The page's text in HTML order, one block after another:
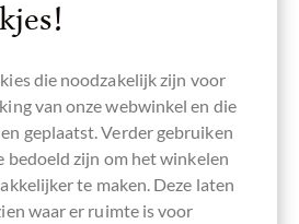
Biologische
verhandeld
die noodzakelijk zijn voor
van onze webwinkel en die
geplaatst. Verder gebruiken
bedoeld zijn om het winkelen
te maken. Deze laten
waar er ruimte is voor